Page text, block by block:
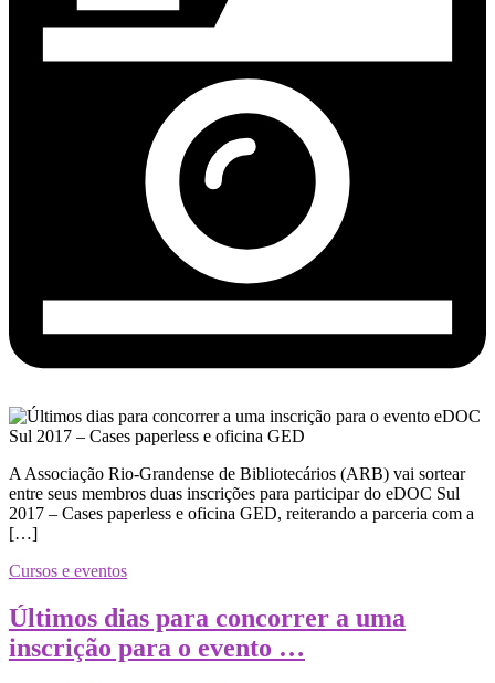
A Associação Rio-Grandense de Bibliotecários (ARB) vai sortear
entre ​​seus ​membros duas inscrições para participar do eDOC Sul
2017 – Cases paperless e oficina GED, reiterando a parceria com a
[…]
Cursos e eventos
Últimos dias para concorrer a uma
inscrição para o evento …